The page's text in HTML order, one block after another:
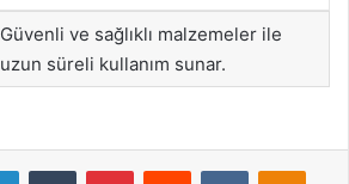
Güvenli ve sağlıklı malzemeler ile
uzun süreli kullanım sunar.
LinkedInTumblr PinterestReddit VKontakte